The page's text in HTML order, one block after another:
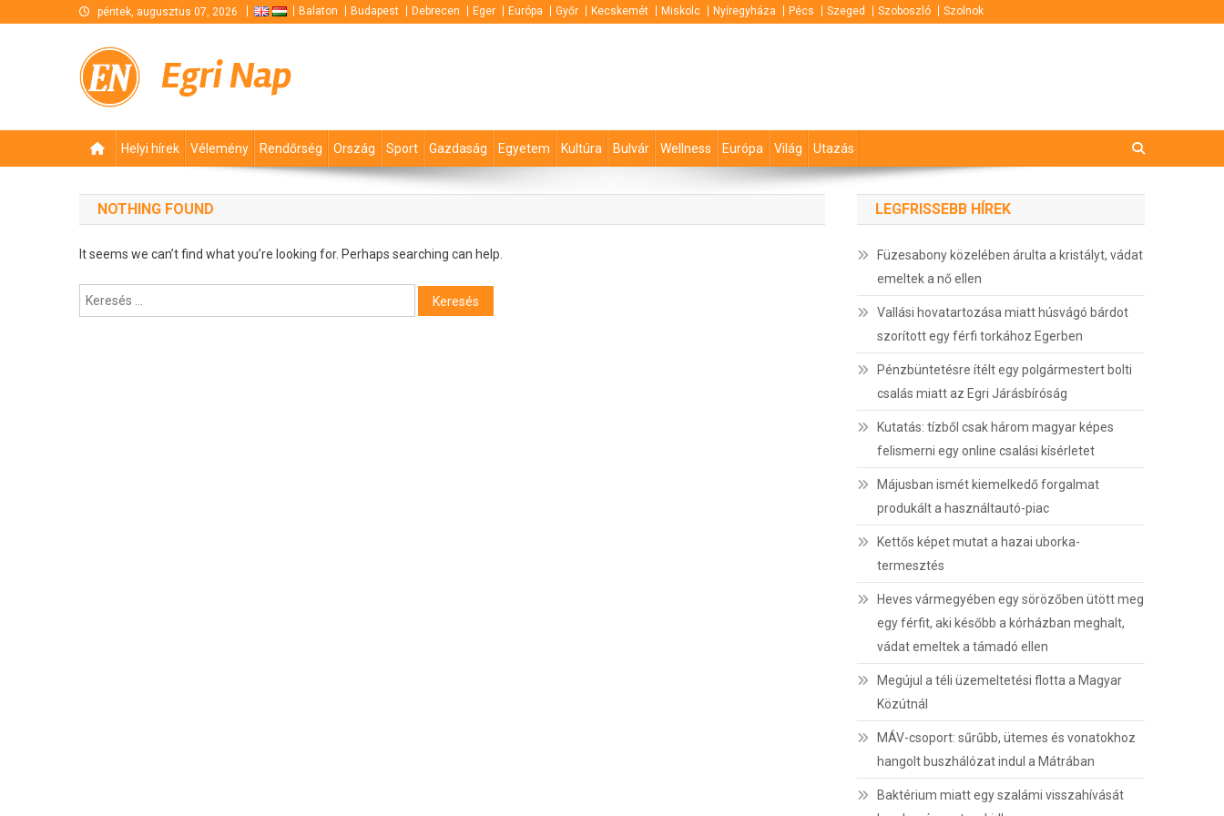
péntek, augusztus 07, 2026 Balaton Budapest Debrecen Eger Európa Győr Kecskemét Miskolc Nyíregyháza Pécs Szeged Szoboszló Szolnok
Egri Nap
Helyi hírek Vélemény Rendőrség Ország Sport Gazdaság Egyetem Kultúra Bulvár Wellness Európa Világ Utazás
NOTHING FOUND
It seems we can’t find what you’re looking for. Perhaps searching can help.
Keresés:
LEGFRISSEBB HÍREK
Füzesabony közelében árulta a kristályt, vádat
emeltek a nő ellen
Vallási hovatartozása miatt húsvágó bárdot
szorított egy férfi torkához Egerben
Pénzbüntetésre ítélt egy polgármestert bolti
csalás miatt az Egri Járásbíróság
Kutatás: tízből csak három magyar képes
felismerni egy online csalási kísérletet
Májusban ismét kiemelkedő forgalmat
produkált a használtautó-piac
Kettős képet mutat a hazai uborka-
termesztés
Heves vármegyében egy sörözőben ütött meg
egy férfit, aki később a kórházban meghalt,
vádat emeltek a támadó ellen
Megújul a téli üzemeltetési flotta a Magyar
Közútnál
MÁV-csoport: sűrűbb, ütemes és vonatokhoz
hangolt buszhálózat indul a Mátrában
Baktérium miatt egy szalámi visszahívását